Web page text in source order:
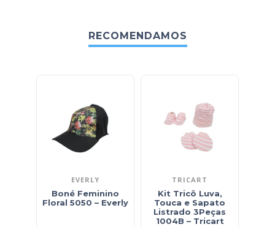
RECOMENDAMOS
EVERLY
Boné Feminino
Floral 5050 – Everly
TRICART
Kit Tricô Luva,
Touca e Sapato
Listrado 3Peças
1004B – Tricart